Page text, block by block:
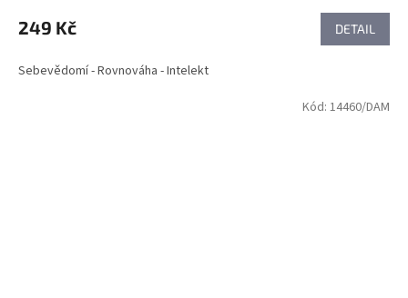
249 Kč DETAIL
Sebevědomí - Rovnováha - Intelekt
Kód: 14460/DAM